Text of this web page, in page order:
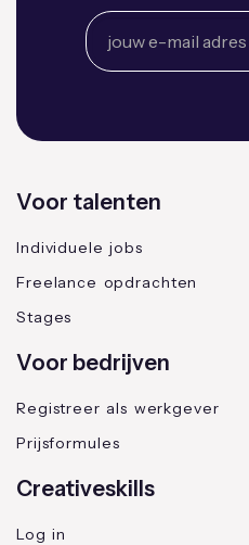
Voor talenten
Individuele jobs
Freelance opdrachten
Stages
Voor bedrijven
Registreer als werkgever
Prijsformules
Creativeskills
Log in